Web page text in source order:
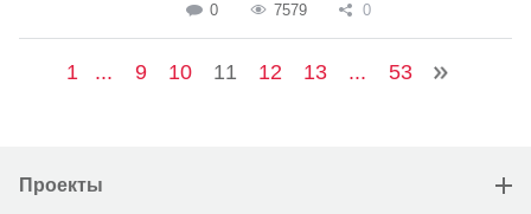
0 7579 0
1 ... 9 10 11 12 13 ... 53
Проекты